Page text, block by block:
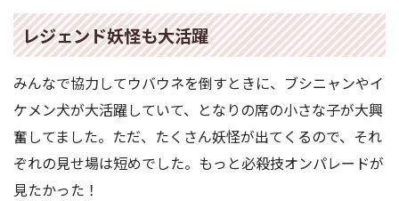
レジェンド妖怪も大活躍
みんなで協力してウバウネを倒すときに、ブシニャンやイ
ケメン犬が大活躍していて、となりの席の小さな子が大興
奮してました。ただ、たくさん妖怪が出てくるので、それ
ぞれの見せ場は短めでした。もっと必殺技オンパレードが
見たかった！